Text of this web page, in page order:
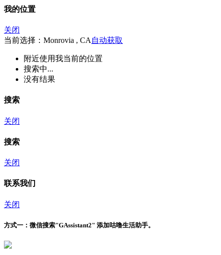
我的位置
关闭
当前选择：Monrovia , CA 自动获取
附近使用我当前的位置
搜索中...
没有结果
搜索
关闭
搜索
关闭
联系我们
关闭
方式一： 微信搜索"GAssistant2" 添加咕噜生活助手。